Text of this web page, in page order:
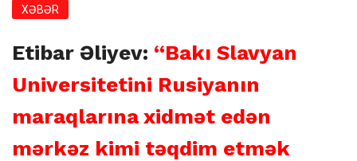
XƏBƏR
Etibar Əliyev: “Bakı Slavyan
Universitetini Rusiyanın
maraqlarına xidmət edən
mərkəz kimi təqdim etmək